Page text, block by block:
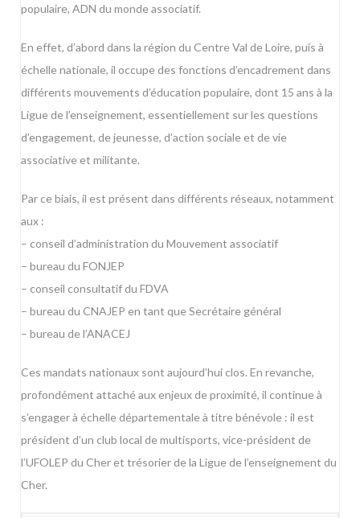
populaire, ADN du monde associatif.
En effet, d’abord dans la région du Centre Val de Loire, puis à
échelle nationale, il occupe des fonctions d’encadrement dans
différents mouvements d’éducation populaire, dont 15 ans à la
Ligue de l’enseignement, essentiellement sur les questions
d’engagement, de jeunesse, d’action sociale et de vie
associative et militante.
Par ce biais, il est présent dans différents réseaux, notamment
aux :
– conseil d’administration du Mouvement associatif
– bureau du FONJEP
– conseil consultatif du FDVA
– bureau du CNAJEP en tant que Secrétaire général
– bureau de l’ANACEJ
Ces mandats nationaux sont aujourd’hui clos. En revanche,
profondément attaché aux enjeux de proximité, il continue à
s’engager à échelle départementale à titre bénévole : il est
président d’un club local de multisports, vice-président de
l’UFOLEP du Cher et trésorier de la Ligue de l’enseignement du
Cher.